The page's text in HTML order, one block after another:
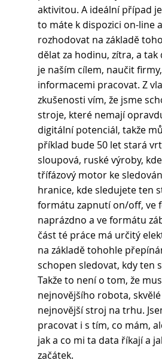
aktivitou. A ideální případ
to máte k dispozici on-line
rozhodovat na základě
dělat za hodinu, zítra, a tak
je naším cílem, naučit
informacemi pracovat. Z
zkušenosti vím, že jsme
stroje, které nemají
digitální potenciál, takže
příklad bude 50 let stará
sloupová, ruské výroby,
třífázový motor ke
hranice, kde sledujete ten
formátu zapnutí on/off, ve
naprázdno a ve formátu
část té práce má určitý
na základě tohohle
schopen sledovat, kdy ten
Takže to není o tom, že
nejnovějšího robota,
nejnovější stroj na trhu.
pracovat i s tím, co mám,
jak a co mi ta data říkají a
začátek.